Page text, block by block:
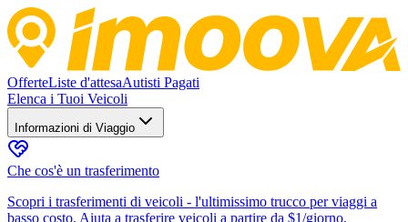
OfferteListe d'attesaAutisti Pagati
Elenca i Tuoi Veicoli
Informazioni di Viaggio
Che cos'è un trasferimento
Scopri i trasferimenti di veicoli - l'ultimissimo trucco per viaggi a
basso costo. Aiuta a trasferire veicoli a partire da $1/giorno.